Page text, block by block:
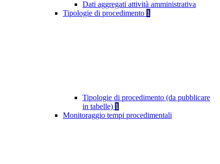
Dati aggregati attività amministrativa
Tipologie di procedimento 1
Tipologie di procedimento (da pubblicare
in tabelle) 1
Monitoraggio tempi procedimentali